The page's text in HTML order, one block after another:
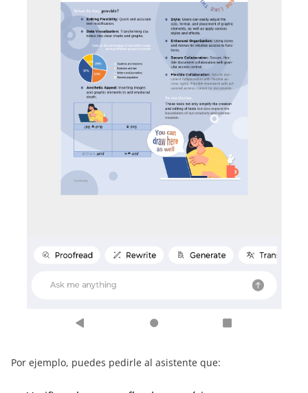
Por ejemplo, puedes pedirle al asistente que: